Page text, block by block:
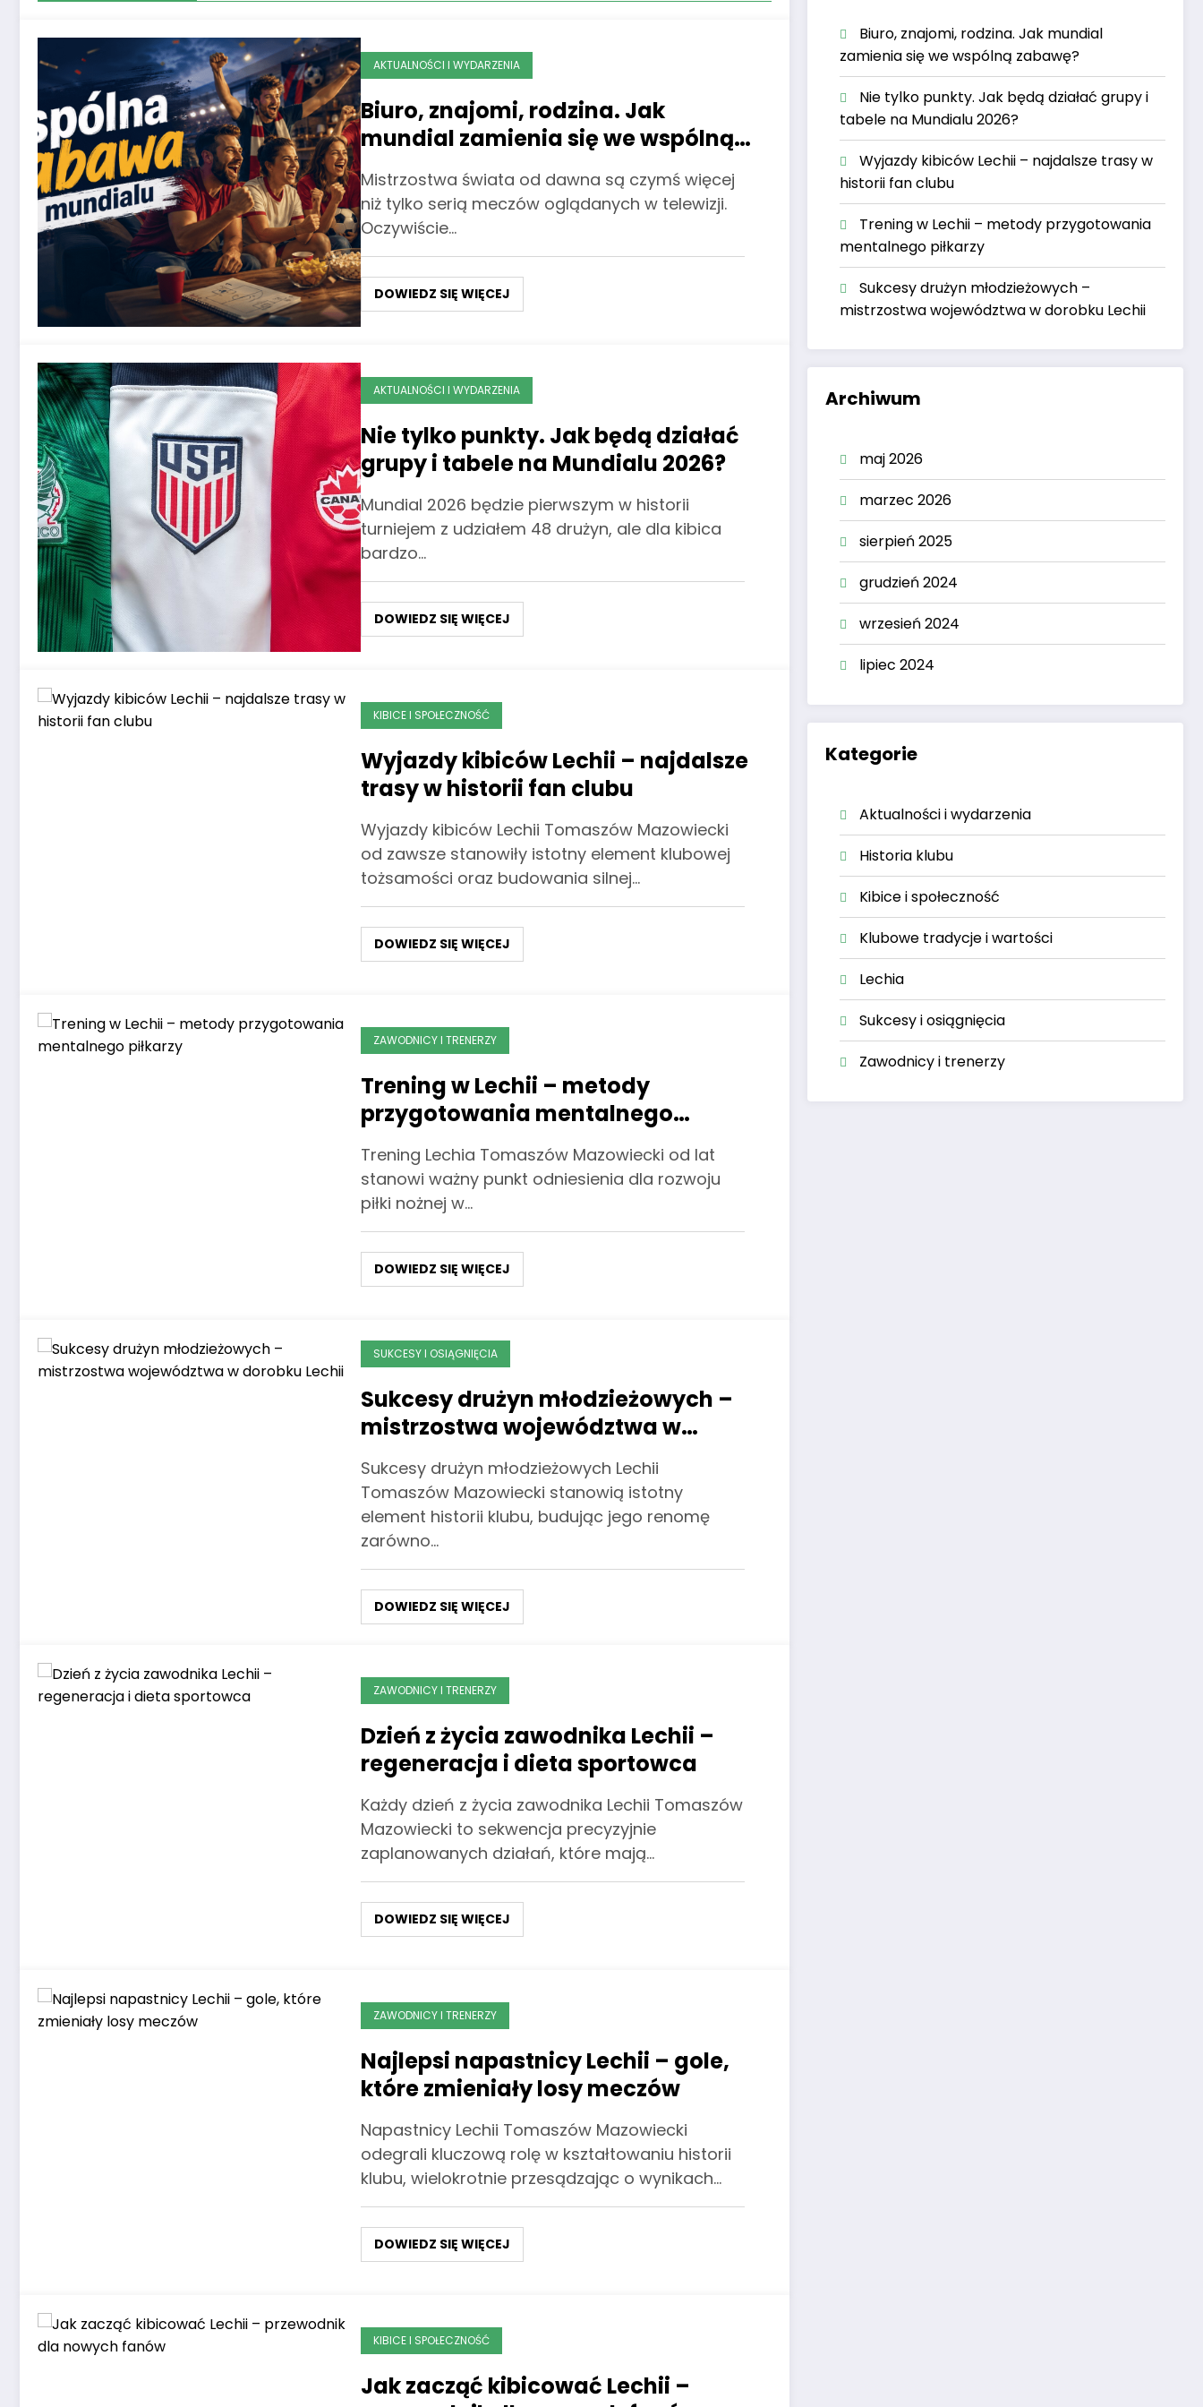
AKTUALNOŚCI I WYDARZENIA
Biuro, znajomi, rodzina. Jak
mundial zamienia się we wspólną
zabawę?
Mistrzostwa świata od dawna są czymś więcej
niż tylko serią meczów oglądanych w telewizji.
Oczywiście…
DOWIEDZ SIĘ WIĘCEJ
AKTUALNOŚCI I WYDARZENIA
Nie tylko punkty. Jak będą działać
grupy i tabele na Mundialu 2026?
Mundial 2026 będzie pierwszym w historii
turniejem z udziałem 48 drużyn, ale dla kibica
bardzo…
DOWIEDZ SIĘ WIĘCEJ
KIBICE I SPOŁECZNOŚĆ
Wyjazdy kibiców Lechii – najdalsze
trasy w historii fan clubu
Wyjazdy kibiców Lechii Tomaszów Mazowiecki
od zawsze stanowiły istotny element klubowej
tożsamości oraz budowania silnej…
DOWIEDZ SIĘ WIĘCEJ
ZAWODNICY I TRENERZY
Trening w Lechii – metody
przygotowania mentalnego
piłkarzy
Trening Lechia Tomaszów Mazowiecki od lat
stanowi ważny punkt odniesienia dla rozwoju
piłki nożnej w…
DOWIEDZ SIĘ WIĘCEJ
SUKCESY I OSIĄGNIĘCIA
Sukcesy drużyn młodzieżowych –
mistrzostwa województwa w
dorobku Lechii
Sukcesy drużyn młodzieżowych Lechii
Tomaszów Mazowiecki stanowią istotny
element historii klubu, budując jego renomę
zarówno…
DOWIEDZ SIĘ WIĘCEJ
ZAWODNICY I TRENERZY
Dzień z życia zawodnika Lechii –
regeneracja i dieta sportowca
Każdy dzień z życia zawodnika Lechii Tomaszów
Mazowiecki to sekwencja precyzyjnie
zaplanowanych działań, które mają…
DOWIEDZ SIĘ WIĘCEJ
ZAWODNICY I TRENERZY
Najlepsi napastnicy Lechii – gole,
które zmieniały losy meczów
Napastnicy Lechii Tomaszów Mazowiecki
odegrali kluczową rolę w kształtowaniu historii
klubu, wielokrotnie przesądzając o wynikach…
DOWIEDZ SIĘ WIĘCEJ
KIBICE I SPOŁECZNOŚĆ
Jak zacząć kibicować Lechii –
Biuro, znajomi, rodzina. Jak mundial
zamienia się we wspólną zabawę?
Nie tylko punkty. Jak będą działać grupy i
tabele na Mundialu 2026?
Wyjazdy kibiców Lechii – najdalsze trasy w
historii fan clubu
Trening w Lechii – metody przygotowania
mentalnego piłkarzy
Sukcesy drużyn młodzieżowych –
mistrzostwa województwa w dorobku Lechii
Archiwum
maj 2026
marzec 2026
sierpień 2025
grudzień 2024
wrzesień 2024
lipiec 2024
Kategorie
Aktualności i wydarzenia
Historia klubu
Kibice i społeczność
Klubowe tradycje i wartości
Lechia
Sukcesy i osiągnięcia
Zawodnicy i trenerzy